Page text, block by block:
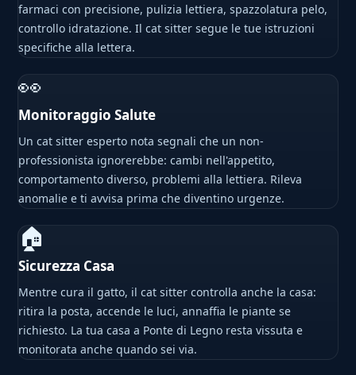
farmaci con precisione, pulizia lettiera, spazzolatura pelo,
controllo idratazione. Il cat sitter segue le tue istruzioni
specifiche alla lettera.
👀
Monitoraggio Salute
Un cat sitter esperto nota segnali che un non-
professionista ignorerebbe: cambi nell'appetito,
comportamento diverso, problemi alla lettiera. Rileva
anomalie e ti avvisa prima che diventino urgenze.
🏠
Sicurezza Casa
Mentre cura il gatto, il cat sitter controlla anche la casa:
ritira la posta, accende le luci, annaffia le piante se
richiesto. La tua casa a Ponte di Legno resta vissuta e
monitorata anche quando sei via.